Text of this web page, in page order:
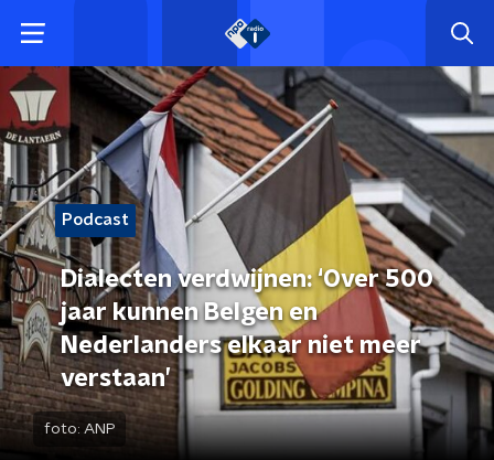
Podcast
Dialecten verdwijnen: ‘Over 500
jaar kunnen Belgen en
Nederlanders elkaar niet meer
verstaan’
foto: ANP